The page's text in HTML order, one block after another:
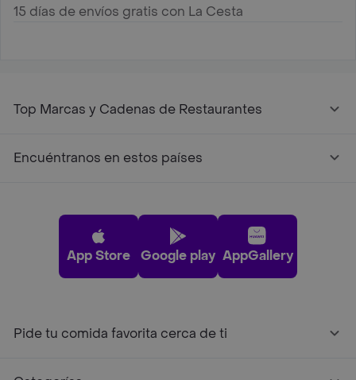
15 días de envíos gratis con La Cesta
Top Marcas y Cadenas de Restaurantes
Encuéntranos en estos países
App Store Google play AppGallery
Pide tu comida favorita cerca de ti